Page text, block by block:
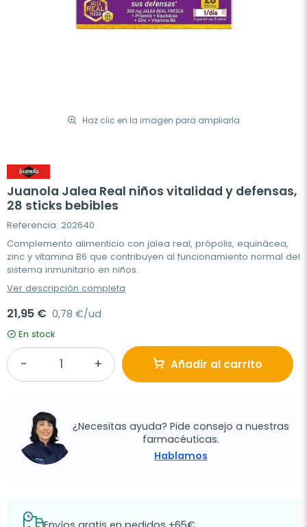
Haz clic en la imagen para ampliarla
Juanola Jalea Real niños vitalidad y defensas,
28 sticks bebibles
Referencia: 202640
Complemento alimenticio con jalea real, própolis, equinácea,
zinc y vitamina B6 que contribuyen al funcionamiento normal del
sistema inmunitario en niños.
Ver descripción completa
21,95 € 0,78 €/ud
En stock
Añadir al carrito
¿Necesitas ayuda? Pide consejo a nuestras
farmacéuticas.
Hablamos